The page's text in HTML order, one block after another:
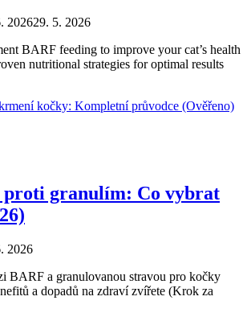
202629. 5. 2026
BARF feeding to improve your cat’s health
nutritional strategies for optimal results
kočky: Kompletní průvodce (Ověřeno)
proti granulím: Co vybrat
2026
BARF a granulovanou stravou pro kočky
a dopadů na zdraví zvířete (Krok za